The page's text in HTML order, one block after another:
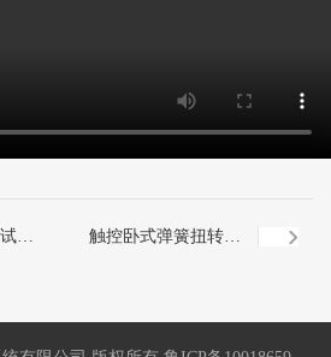
验 触控卧式弹簧扭转试